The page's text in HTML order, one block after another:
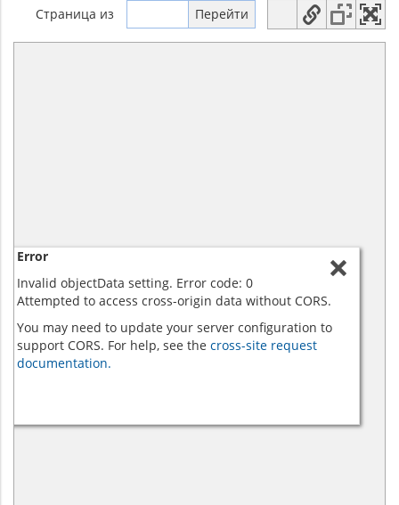
Страница из
Error
Invalid objectData setting. Error code: 0
Attempted to access cross-origin data without CORS.
You may need to update your server configuration to
support CORS. For help, see the cross-site request
documentation.